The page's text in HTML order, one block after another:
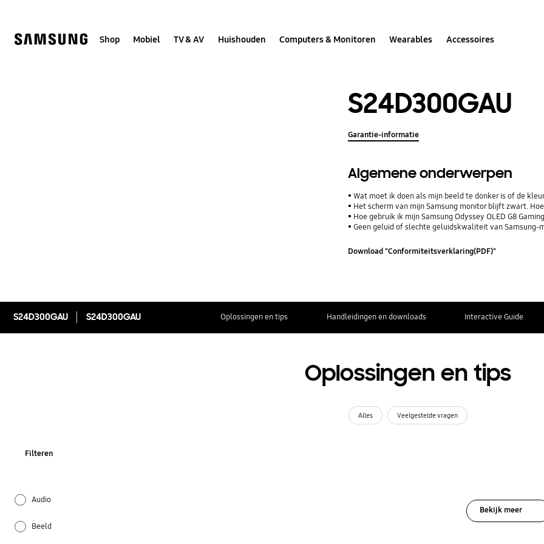
Shop Mobiel TV & AV Huishouden Computers & Monitoren Wearables Accessoires
S24D300GAU
Garantie-informatie
Algemene onderwerpen
Wat moet ik doen als mijn beeld te donker is of de
Het scherm van mijn Samsung monitor blijft zwart.
Hoe gebruik ik mijn Samsung Odyssey OLED G8
Geen geluid of slechte geluidskwaliteit van Samsung-
Download "Conformiteitsverklaring(PDF)"
S24D300GAU S24D300GAU Oplossingen en tips Handleidingen en downloads Interactive Guide
Oplossingen en tips
Alles Veelgestelde vragen
Filteren
Audio
Beeld
Bekijk meer